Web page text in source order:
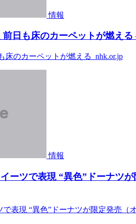
情報
日も床のカーペットが燃え
床のカーペットが燃える nhk.or.jp
情報
ーツで表現 “異色”ドーナツ
表現 “異色”ドーナツが限定発売（